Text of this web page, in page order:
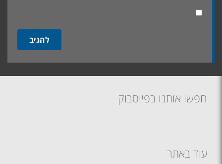
חפשו אותנו בפייסבוק
עוד באתר